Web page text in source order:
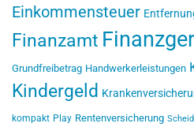
Einkommensteuer
Finanzamt
Grundfreibetrag Handwerkerleistungen
Kindergeld
kompakt Play Rentenversicherung